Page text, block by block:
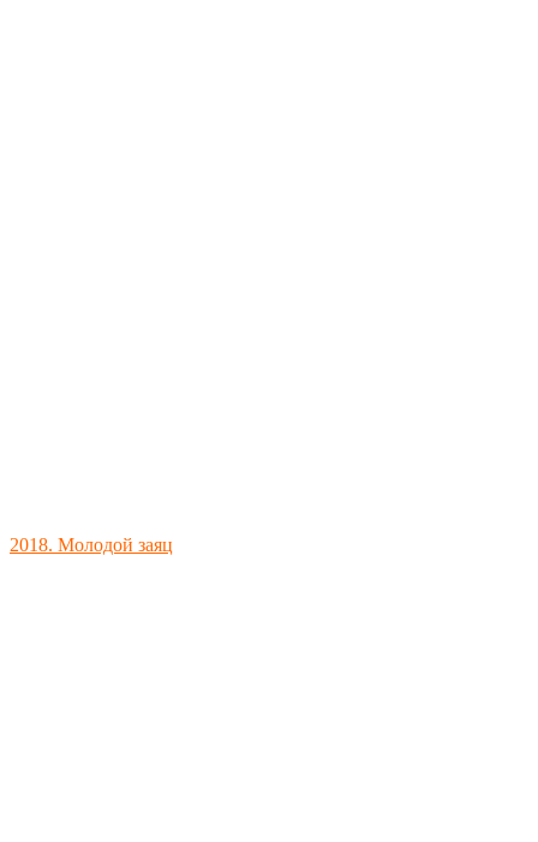
2018. Молодой заяц